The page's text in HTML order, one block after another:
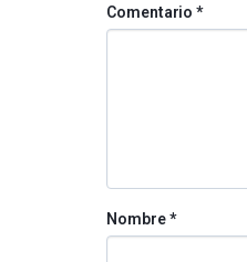
Comentario*
Nombre*